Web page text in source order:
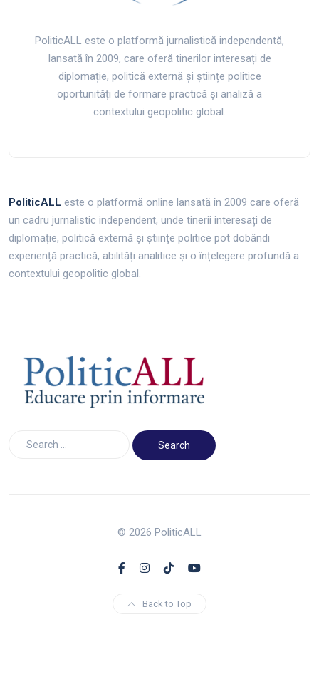
PoliticALL este o platformă jurnalistică independentă,
lansată în 2009, care oferă tinerilor interesați de
diplomație, politică externă și științe politice
oportunități de formare practică și analiză a
contextului geopolitic global.
PoliticALL este o platformă online lansată în 2009 care oferă
un cadru jurnalistic independent, unde tinerii interesați de
diplomație, politică externă și științe politice pot dobândi
experiență practică, abilități analitice și o înțelegere profundă a
contextului geopolitic global.
© 2026 PoliticALL
Back to Top